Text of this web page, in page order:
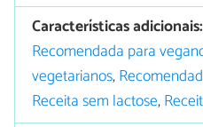
Características adicionais:
Recomendada para
vegetarianos,
Receita sem lactose,